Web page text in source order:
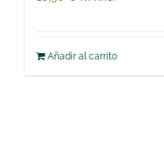
Añadir al carrito